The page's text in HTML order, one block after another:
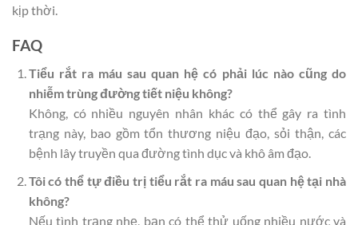
kịp thời.
FAQ
Tiểu rắt ra máu sau quan hệ có phải lúc nào cũng do
nhiễm trùng đường tiết niệu không?
Không, có nhiều nguyên nhân khác có thể gây ra tình
trạng này, bao gồm tổn thương niệu đạo, sỏi thận, các
bệnh lây truyền qua đường tình dục và khô âm đạo.
Tôi có thể tự điều trị tiểu rắt ra máu sau quan hệ tại nhà
không?
Nếu tình trạng nhẹ, bạn có thể thử uống nhiều nước và